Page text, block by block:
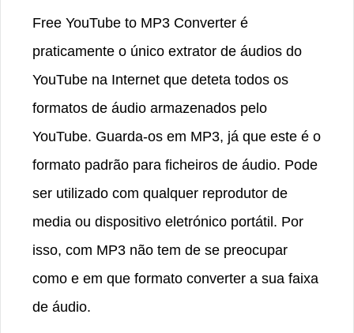
Free YouTube to MP3 Converter é
praticamente o único extrator de áudios do
YouTube na Internet que deteta todos os
formatos de áudio armazenados pelo
YouTube. Guarda-os em MP3, já que este é o
formato padrão para ficheiros de áudio. Pode
ser utilizado com qualquer reprodutor de
media ou dispositivo eletrónico portátil. Por
isso, com MP3 não tem de se preocupar
como e em que formato converter a sua faixa
de áudio.